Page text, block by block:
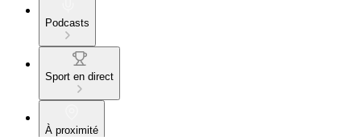
Podcasts
Sport en direct
À proximité